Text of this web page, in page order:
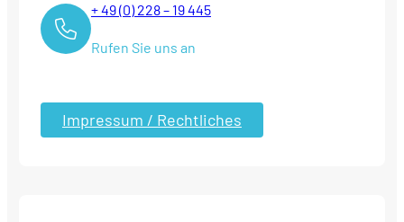
+ 49 (0) 228 – 19 445
Rufen Sie uns an
Impressum / Rechtliches